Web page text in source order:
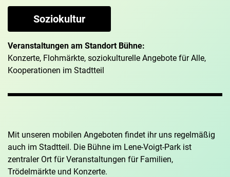
Soziokultur
Veranstaltungen am Standort Bühne:
Konzerte, Flohmärkte, soziokulturelle Angebote für Alle,
Kooperationen im Stadtteil
Mit unseren mobilen Angeboten findet ihr uns regelmäßig
auch im Stadtteil. Die Bühne im Lene-Voigt-Park ist
zentraler Ort für Veranstaltungen für Familien,
Trödelmärkte und Konzerte.